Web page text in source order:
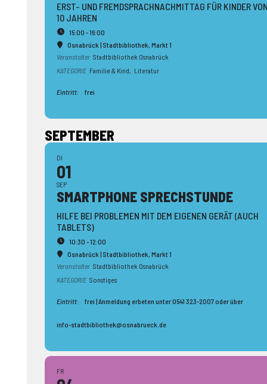
ERST- UND FREMDSPRACHNACHMITTAG FÜR KINDER
10 JAHREN
15:00 - 16:00
Osnabrück | Stadtbibliothek, Markt 1
Veranstalter Stadtbibliothek Osnabrück
KATEGORIE Familie & Kind, Literatur
Eintritt: frei
SEPTEMBER
DI
01
SEP
SMARTPHONE SPRECH­STUNDE
HILFE BEI PROBLEMEN MIT DEM EIGENEN GERÄT (AUCH
TABLETS)
10:30 - 12:00
Osnabrück | Stadtbibliothek, Markt 1
Veranstalter Stadtbibliothek Osnabrück
KATEGORIE Sonstiges
Eintritt: frei | Anmeldung erbeten unter 0541 323-2007 oder über
info-stadtbibliothek@osnabrueck.de
FR